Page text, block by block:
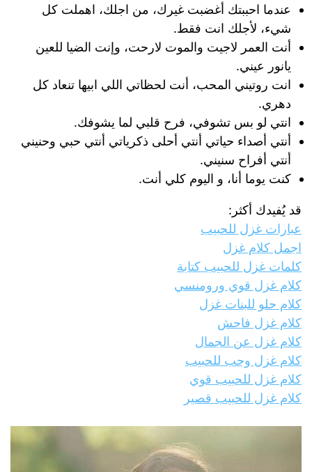
عندما احببتك أغضبت غيرك، من اجلك، اهملت كل
شيء، لأجلك انت فقط.
أنت العمر لاجيت والموت لارحت، وإنت الضيا للعين
يانور عيني.
انت روتيني المحب، أنت لحظاتي اللي ابيها تنعاد كل
دهري.
انتي لو بس تشوفي، فرح قلبي لما يشوفك.
أنتي أصداء حياتي أنتي أحلى ذكرياتي أنتي حبي وحنيني
أنتي أفراح سنيني.
كنت يوما أنا، و اليوم كلي أنت.
قد يُفيدك أكثر:
عبارات غزل للحبيب
اجمل كلام غزل
كلمات غزل للحبيب كتابة
كلام غزل قوي ورومنسي
كلام حلو للبنات غزل
كلام غزل فاحش
كلام غزل عن الجمال
كلام غزل وحب للحبيب
كلام غزل للحبيب قوي
كلام غزل للحبيب قصير